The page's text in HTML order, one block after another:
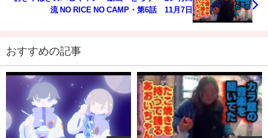
流 NO RICE NO CAMP・第6話 11月7日
おすすめの記事